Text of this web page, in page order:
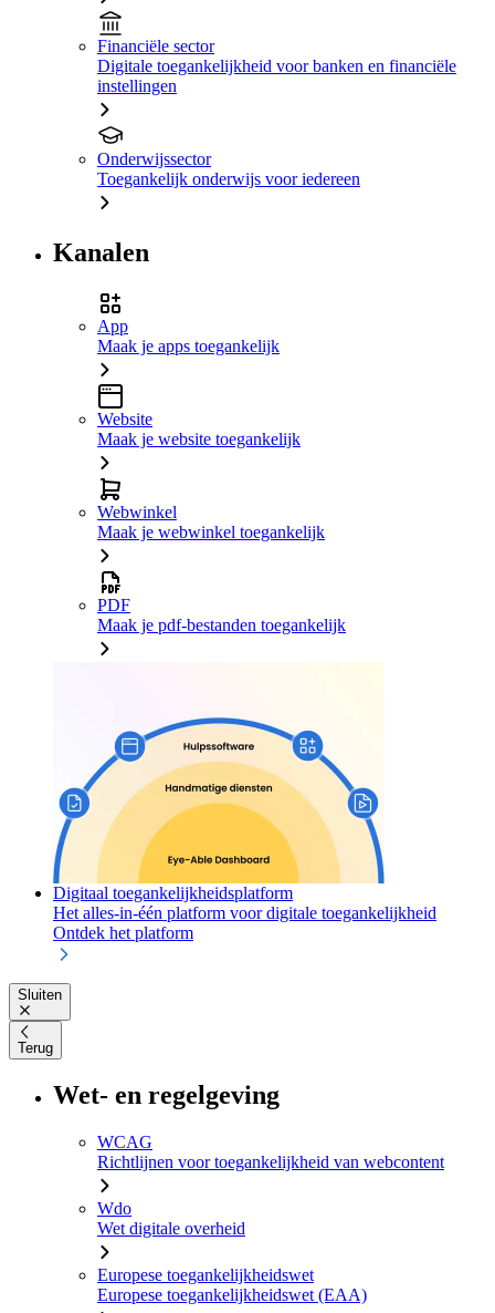
Financiële sector
Digitale toegankelijkheid voor banken en financiële
instellingen
Onderwijssector
Toegankelijk onderwijs voor iedereen
Kanalen
App
Maak je apps toegankelijk
Website
Maak je website toegankelijk
Webwinkel
Maak je webwinkel toegankelijk
PDF
Maak je pdf-bestanden toegankelijk
Digitaal toegankelijkheidsplatform
Het alles-in-één platform voor digitale toegankelijkheid
Ontdek het platform
Sluiten
Terug
Wet- en regelgeving
WCAG
Richtlijnen voor toegankelijkheid van webcontent
Wdo
Wet digitale overheid
Europese toegankelijkheidswet
Europese toegankelijkheidswet (EAA)